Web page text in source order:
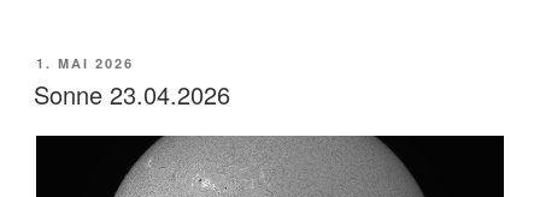
VERÖFFENTLICHT
AM
1. MAI 2026
Sonne 23.04.2026